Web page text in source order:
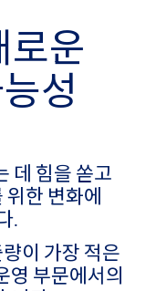
로운
성
데 힘을 쏟고
한 변화에
.
이 가장 적은
영 부문에서의